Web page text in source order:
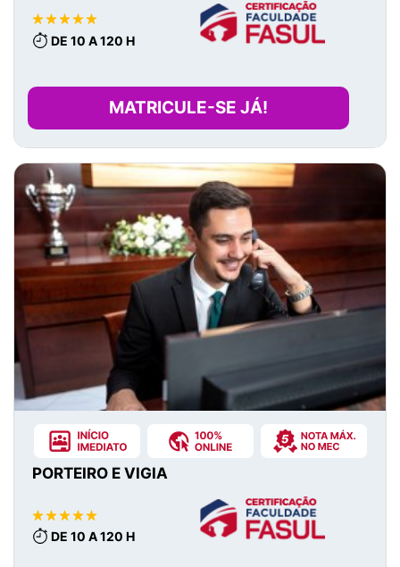
DE 10 A 120 H
MATRICULE-SE JÁ!
PORTEIRO E VIGIA
DE 10 A 120 H